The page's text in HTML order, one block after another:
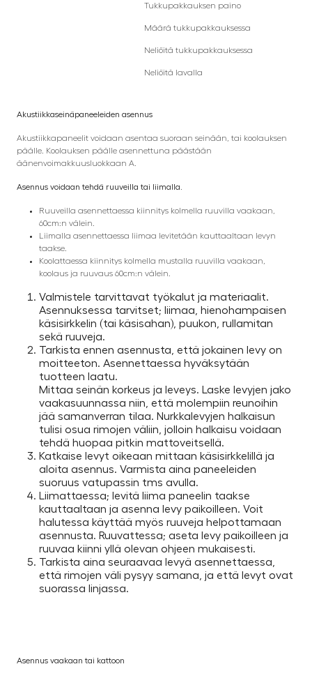
Tukkupakkauksen paino
Määrä tukkupakkauksessa
Neliöitä tukkupakkauksessa
Neliöitä lavalla
Akustiikkaseinäpaneeleiden asennus
Akustiikkapaneelit voidaan asentaa suoraan seinään, tai koolauksen
päälle. Koolauksen päälle asennettuna päästään
äänenvoimakkuusluokkaan A.
Asennus voidaan tehdä ruuveilla tai liimalla.
Ruuveilla asennettaessa kiinnitys kolmella ruuvilla vaakaan,
60cm:n välein.
Liimalla asennettaessa liimaa levitetään kauttaaltaan levyn
taakse.
Koolattaessa kiinnitys kolmella mustalla ruuvilla vaakaan,
koolaus ja ruuvaus 60cm:n välein.
Valmistele tarvittavat työkalut ja materiaalit.
Asennuksessa tarvitset; liimaa, hienohampaisen
käsisirkkelin (tai käsisahan), puukon, rullamitan
sekä ruuveja.
Tarkista ennen asennusta, että jokainen levy on
moitteeton. Asennettaessa hyväksytään
tuotteen laatu.
Mittaa seinän korkeus ja leveys. Laske levyjen jako
vaakasuunnassa niin, että molempiin reunoihin
jää samanverran tilaa. Nurkkalevyjen halkaisun
tulisi osua rimojen väliin, jolloin halkaisu voidaan
tehdä huopaa pitkin mattoveitsellä.
Katkaise levyt oikeaan mittaan käsisirkkelillä ja
aloita asennus. Varmista aina paneeleiden
suoruus vatupassin tms avulla.
Liimattaessa; levitä liima paneelin taakse
kauttaaltaan ja asenna levy paikoilleen. Voit
halutessa käyttää myös ruuveja helpottamaan
asennusta. Ruuvattessa; aseta levy paikoilleen ja
ruuvaa kiinni yllä olevan ohjeen mukaisesti.
Tarkista aina seuraavaa levyä asennettaessa,
että rimojen väli pysyy samana, ja että levyt ovat
suorassa linjassa.
Asennus vaakaan tai kattoon